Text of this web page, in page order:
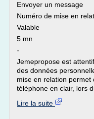
Envoyer un message
Numéro de mise en
Valable
5 mn
-
Jemepropose est
des données
mise en relation
téléphone en clair, lors
Lire la suite